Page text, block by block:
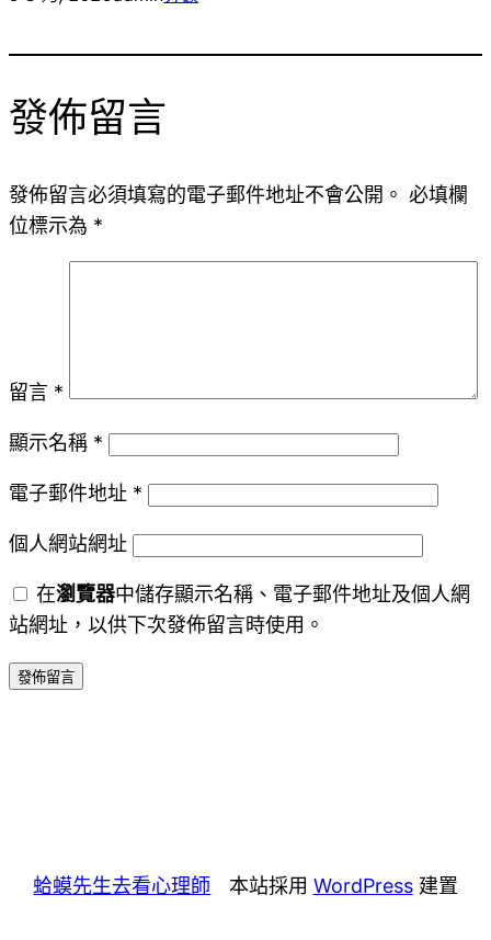
發佈留言
發佈留言必須填寫的電子郵件地址不會公開。 必填欄
位標示為 *
留言 *
顯示名稱 *
電子郵件地址 *
個人網站網址
在瀏覽器中儲存顯示名稱、電子郵件地址及個人網
站網址，以供下次發佈留言時使用。
蛤蟆先生去看心理師 本站採用 WordPress建置